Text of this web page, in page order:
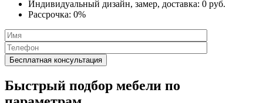
Индивидуальный дизайн, замер, доставка: 0 руб.
Рассрочка: 0%
Быстрый подбор мебели по